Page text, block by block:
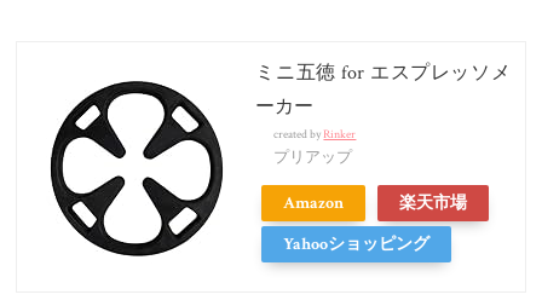
ミニ五徳 for エスプレッソメ
ーカー
created byRinker
プリアップ
Amazon
楽天市場
Yahooショッピング